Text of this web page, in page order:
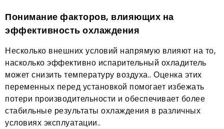
Понимание факторов, влияющих на
эффективность охлаждения
Несколько внешних условий напрямую влияют на то,
насколько эффективно испарительный охладитель
может снизить температуру воздуха.. Оценка этих
переменных перед установкой помогает избежать
потери производительности и обеспечивает более
стабильные результаты охлаждения в различных
условиях эксплуатации..